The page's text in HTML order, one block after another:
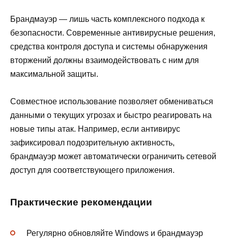
Брандмауэр — лишь часть комплексного подхода к
безопасности. Современные антивирусные решения,
средства контроля доступа и системы обнаружения
вторжений должны взаимодействовать с ним для
максимальной защиты.
Совместное использование позволяет обмениваться
данными о текущих угрозах и быстро реагировать на
новые типы атак. Например, если антивирус
зафиксировал подозрительную активность,
брандмауэр может автоматически ограничить сетевой
доступ для соответствующего приложения.
Практические рекомендации
Регулярно обновляйте Windows и брандмауэр